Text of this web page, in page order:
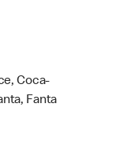
Coca-
Fanta